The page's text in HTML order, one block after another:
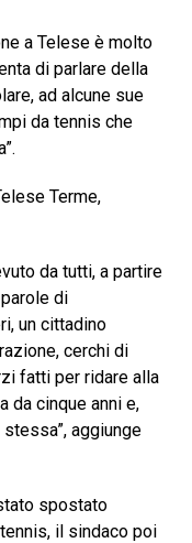
a Telese è molto
di parlare della
ad alcune sue
da tennis che
Terme,
da tutti, a partire
di
un cittadino
cerchi di
fatti per ridare alla
da cinque anni e,
aggiunge
spostato
il sindaco poi